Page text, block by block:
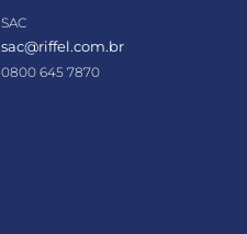
SAC
sac@riffel.com.br
0800 645 7870